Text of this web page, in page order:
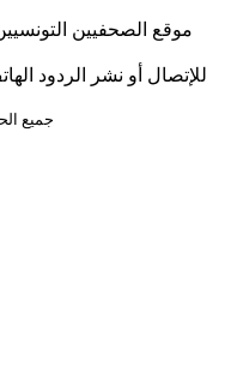
موقع الصحفيين
جميع